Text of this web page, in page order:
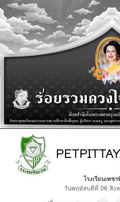
โรงเรียนเพช
วันพฤหัสบดีที่ 06 สิง